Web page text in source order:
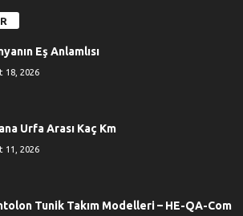
Eş Anlamlısı
18, 2026
Urfa Arası Kaç Km
11, 2026
Tunik Takım Modelleri – HE-QA-Com